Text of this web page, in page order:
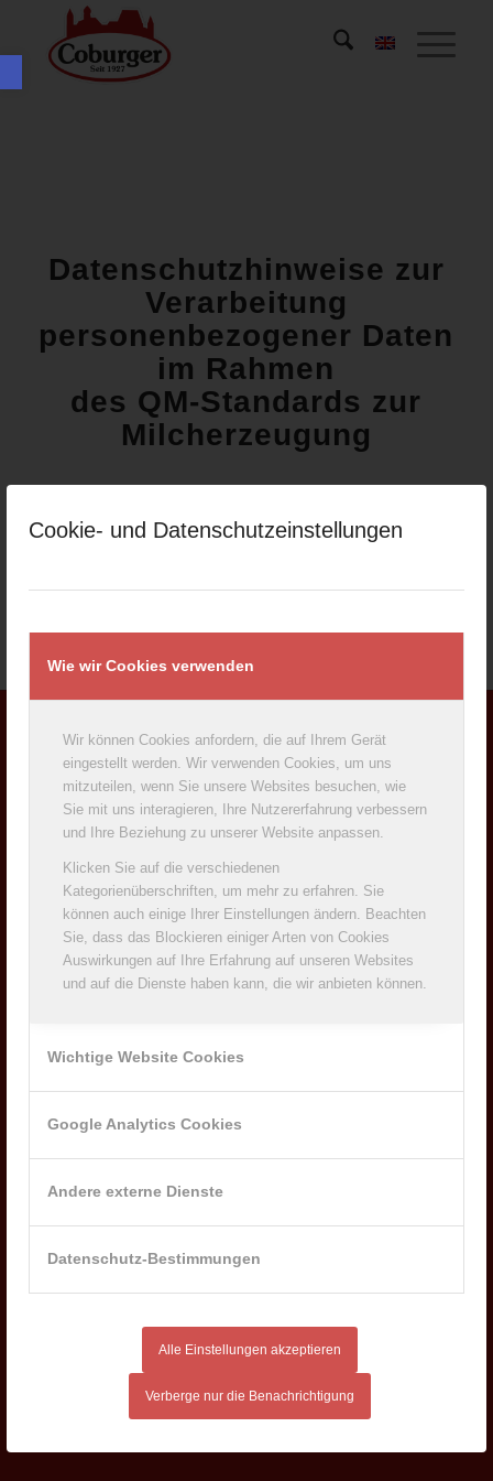
Werkzeugleiste öffnen
Cookie- und Datenschutzeinstellungen
Wie wir Cookies verwenden
Wir können Cookies anfordern, die auf Ihrem Gerät
eingestellt werden. Wir verwenden Cookies, um uns
mitzuteilen, wenn Sie unsere Websites besuchen, wie
Sie mit uns interagieren, Ihre Nutzererfahrung verbessern
und Ihre Beziehung zu unserer Website anpassen.
Klicken Sie auf die verschiedenen
Kategorienüberschriften, um mehr zu erfahren. Sie
können auch einige Ihrer Einstellungen ändern. Beachten
Sie, dass das Blockieren einiger Arten von Cookies
Auswirkungen auf Ihre Erfahrung auf unseren Websites
und auf die Dienste haben kann, die wir anbieten können.
Wichtige Website Cookies
Google Analytics Cookies
Andere externe Dienste
Datenschutz-Bestimmungen
Alle Einstellungen akzeptieren
Verberge nur die Benachrichtigung
Datenschutzhinweise zur
Verarbeitung
personenbezogener Daten
im Rahmen
des QM-Standards zur
Milcherzeugung
Bitte hier klicken
ADRESSE
Milchwerke Oberfranken West eG
Sulzdorfer Str. 7
96484 Meeder
Telefon: +49 (0)9566/929-0
Telefax: +49 (0)9566/929-200
IHK-Berufsbildungsmesse 2025
6. Mai 2025 - 10:07
Besuche uns auf der Ausbildungsmesse am 29.03.2025 in
Betriebsfeier 2024 der Milchwerke Oberfranken West eG
Die „ZEIG-DICH!-Tour“- die rollende Berufsmesse
05.06.2024
11. Juni 2024 - 9:51